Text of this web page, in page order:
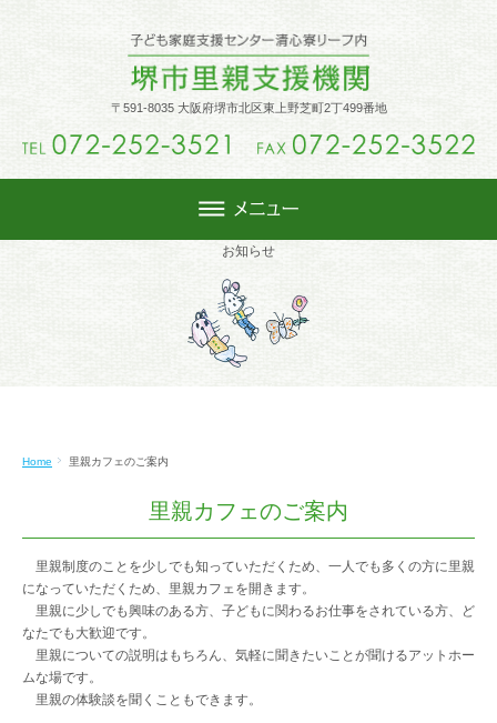
〒591-8035 大阪府堺市北区東上野芝町2丁499番地
お知らせ
Home 里親カフェのご案内
里親カフェのご案内
里親制度のことを少しでも知っていただくため、一人でも多くの方に里親
になっていただくため、里親カフェを開きます。
里親に少しでも興味のある方、子どもに関わるお仕事をされている方、ど
なたでも大歓迎です。
里親についての説明はもちろん、気軽に聞きたいことが聞けるアットホー
ムな場です。
里親の体験談を聞くこともできます。
トップ
里親制度
里親になるには
週末里親
アクセス
相談先一覧